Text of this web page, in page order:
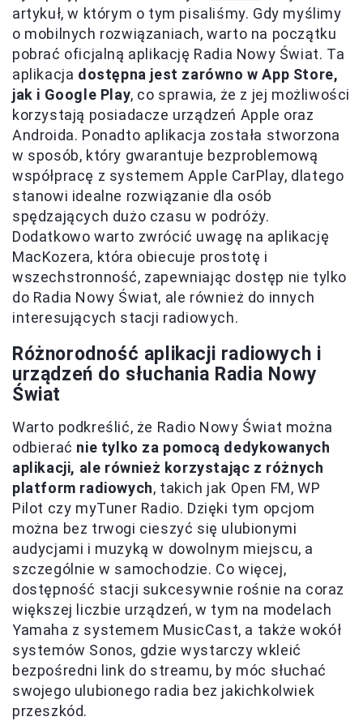
artykuł, w którym o tym pisaliśmy. Gdy myślimy
o mobilnych rozwiązaniach, warto na początku
pobrać oficjalną aplikację Radia Nowy Świat. Ta
aplikacja dostępna jest zarówno w App Store,
jak i Google Play, co sprawia, że z jej możliwości
korzystają posiadacze urządzeń Apple oraz
Androida. Ponadto aplikacja została stworzona
w sposób, który gwarantuje bezproblemową
współpracę z systemem Apple CarPlay, dlatego
stanowi idealne rozwiązanie dla osób
spędzających dużo czasu w podróży.
Dodatkowo warto zwrócić uwagę na aplikację
MacKozera, która obiecuje prostotę i
wszechstronność, zapewniając dostęp nie tylko
do Radia Nowy Świat, ale również do innych
interesujących stacji radiowych.
Różnorodność aplikacji radiowych i
urządzeń do słuchania Radia Nowy
Świat
Warto podkreślić, że Radio Nowy Świat można
odbierać nie tylko za pomocą dedykowanych
aplikacji, ale również korzystając z różnych
platform radiowych, takich jak Open FM, WP
Pilot czy myTuner Radio. Dzięki tym opcjom
można bez trwogi cieszyć się ulubionymi
audycjami i muzyką w dowolnym miejscu, a
szczególnie w samochodzie. Co więcej,
dostępność stacji sukcesywnie rośnie na coraz
większej liczbie urządzeń, w tym na modelach
Yamaha z systemem MusicCast, a także wokół
systemów Sonos, gdzie wystarczy wkleić
bezpośredni link do streamu, by móc słuchać
swojego ulubionego radia bez jakichkolwiek
przeszkód.